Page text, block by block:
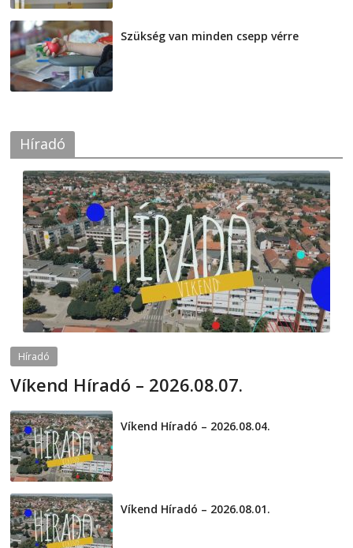
Szükség van minden csepp vérre
Híradó
Híradó
Víkend Híradó – 2026.08.07.
Víkend Híradó – 2026.08.04.
Víkend Híradó – 2026.08.01.